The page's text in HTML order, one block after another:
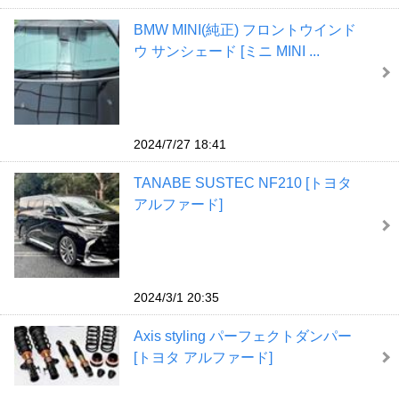
BMW MINI(純正) フロントウインド
ウ サンシェード [ミニ MINI ...
2024/7/27 18:41
TANABE SUSTEC NF210 [トヨタ
アルファード]
2024/3/1 20:35
Axis styling パーフェクトダンパー
[トヨタ アルファード]